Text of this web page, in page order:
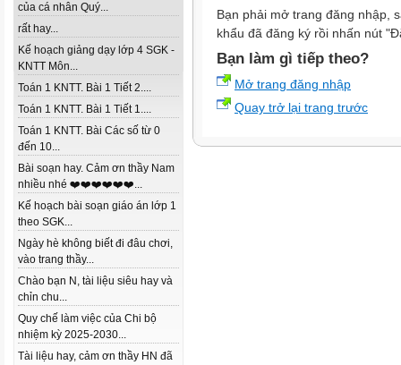
của cá nhân Quý...
rất hay...
Kế hoạch giảng dạy lớp 4 SGK -
KNTT Môn...
Toán 1 KNTT. Bài 1 Tiết 2....
Toán 1 KNTT. Bài 1 Tiết 1....
Toán 1 KNTT. Bài Các số từ 0
đến 10...
Bài soạn hay. Cảm ơn thầy Nam
nhiều nhé ❤️❤️❤️❤️❤️❤️...
Kế hoạch bài soạn giáo án lớp 1
theo SGK...
Ngày hè không biết đi đâu chơi,
vào trang thầy...
Chào bạn N, tài liệu siêu hay và
chỉn chu...
Quy chế làm việc của Chi bộ
nhiệm kỳ 2025-2030...
Tài liệu hay, cảm ơn thầy HN đã
Bạn phải mở trang đăng nhập,
khẩu đã đăng ký rồi nhấn nút
Bạn làm gì tiếp theo?
Mở trang đăng nhập
Quay trở lại trang trước